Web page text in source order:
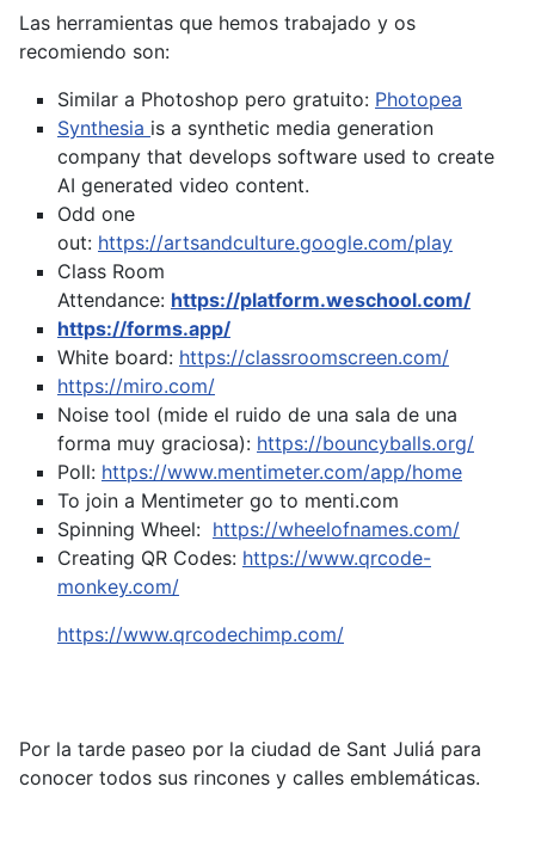
Las herramientas que hemos trabajado y os
recomiendo son:
Similar a Photoshop pero gratuito: Photopea
Synthesia is a synthetic media generation
company that develops software used to create
AI generated video content.
Odd one
out: https://artsandculture.google.com/play
Class Room
Attendance: https://platform.weschool.com/
https://forms.app/
White board: https://classroomscreen.com/
https://miro.com/
Noise tool (mide el ruido de una sala de una
forma muy graciosa): https://bouncyballs.org/
Poll: https://www.mentimeter.com/app/home
To join a Mentimeter go to menti.com
Spinning Wheel: https://wheelofnames.com/
Creating QR Codes: https://www.qrcode-
monkey.com/
https://www.qrcodechimp.com/
Por la tarde paseo por la ciudad de Sant Juliá para
conocer todos sus rincones y calles emblemáticas.